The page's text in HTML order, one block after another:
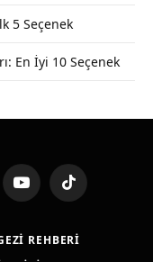
5 Seçenek
En İyi 10 Seçenek
YouTubeTikTok
REHBERI